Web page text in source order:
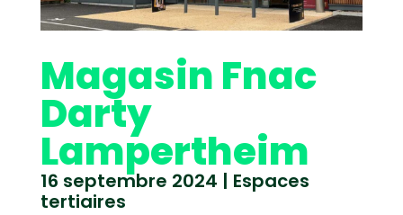
Magasin Fnac
Darty
Lampertheim
16 septembre 2024 | Espaces
tertiaires